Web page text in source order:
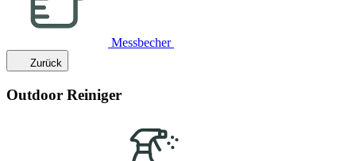
Messbecher
Zurück
Outdoor Reiniger